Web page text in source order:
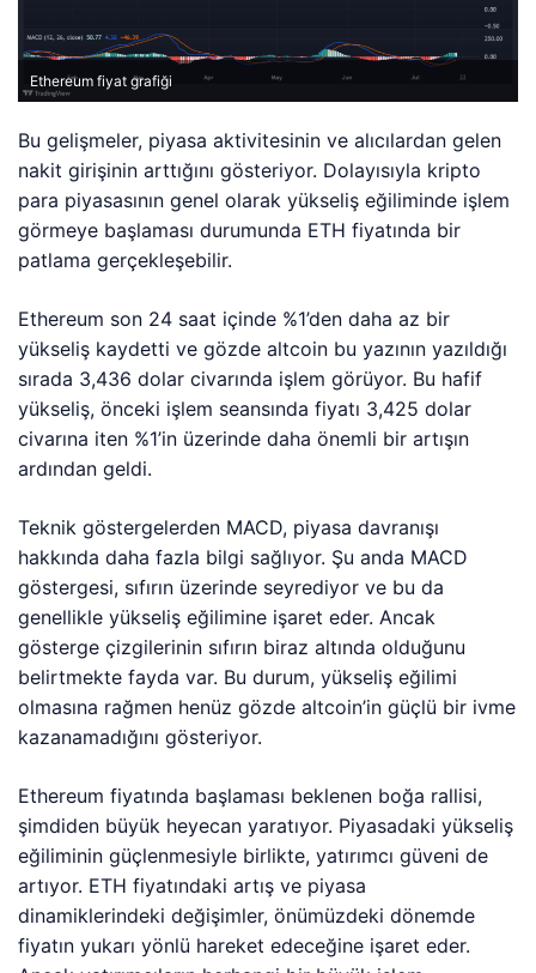
Ethereum fiyat grafiği
Bu gelişmeler, piyasa aktivitesinin ve alıcılardan gelen
nakit girişinin arttığını gösteriyor. Dolayısıyla kripto
para piyasasının genel olarak yükseliş eğiliminde işlem
görmeye başlaması durumunda ETH fiyatında bir
patlama gerçekleşebilir.
Ethereum son 24 saat içinde %1’den daha az bir
yükseliş kaydetti ve gözde altcoin bu yazının yazıldığı
sırada 3,436 dolar civarında işlem görüyor. Bu hafif
yükseliş, önceki işlem seansında fiyatı 3,425 dolar
civarına iten %1’in üzerinde daha önemli bir artışın
ardından geldi.
Teknik göstergelerden MACD, piyasa davranışı
hakkında daha fazla bilgi sağlıyor. Şu anda MACD
göstergesi, sıfırın üzerinde seyrediyor ve bu da
genellikle yükseliş eğilimine işaret eder. Ancak
gösterge çizgilerinin sıfırın biraz altında olduğunu
belirtmekte fayda var. Bu durum, yükseliş eğilimi
olmasına rağmen henüz gözde altcoin’in güçlü bir ivme
kazanamadığını gösteriyor.
Ethereum fiyatında başlaması beklenen boğa rallisi,
şimdiden büyük heyecan yaratıyor. Piyasadaki yükseliş
eğiliminin güçlenmesiyle birlikte, yatırımcı güveni de
artıyor. ETH fiyatındaki artış ve piyasa
dinamiklerindeki değişimler, önümüzdeki dönemde
fiyatın yukarı yönlü hareket edeceğine işaret eder.